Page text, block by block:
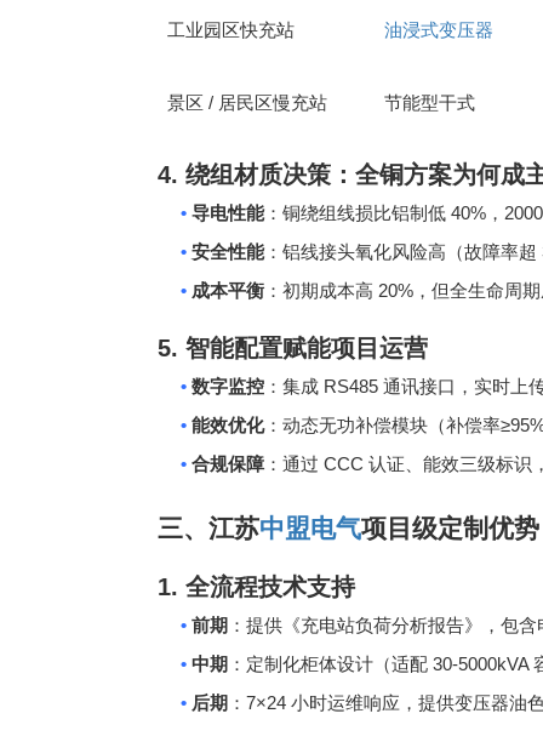
工业园区快充站 油浸式变压器
景区 / 居民区慢充站 节能型干式
4. 绕组材质决策：全铜方案为何成
• 导电性能：铜绕组线损比铝制低 40% ，
• 安全性能：铝线接头氧化风险高（故障率超
• 成本平衡 ：初期成本高 20% ，但全生命周
5. 智能配置赋能项目运营
• 数字监控 ：集成 RS485 通讯接口，实时上
• 能效优化：动态无功补偿模块（补偿率
• 合规保障 ：通过 CCC 认证、能效三级标识
三、江苏中盟电气项目级定制优势
1. 全流程技术支持
• 前期 ：提供《充电站负荷分析报告》，包
• 中期 ：定制化柜体设计（适配 30-5000kVA
• 后期 ： 7×24 小时运维响应，提供变压器油